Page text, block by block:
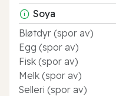
Soya
Bløtdyr (spor av)
Egg (spor av)
Fisk (spor av)
Melk (spor av)
Selleri (spor av)